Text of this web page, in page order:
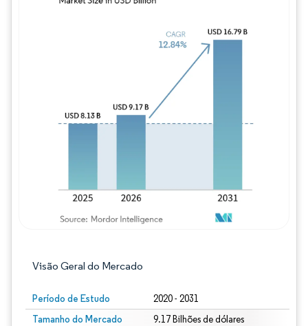
Visão Geral do Mercado
Período de Estudo 2020 - 2031
Tamanho do Mercado
9.17 Bilhões de dólares
Imagem © Mordor Intelligence. O reuso